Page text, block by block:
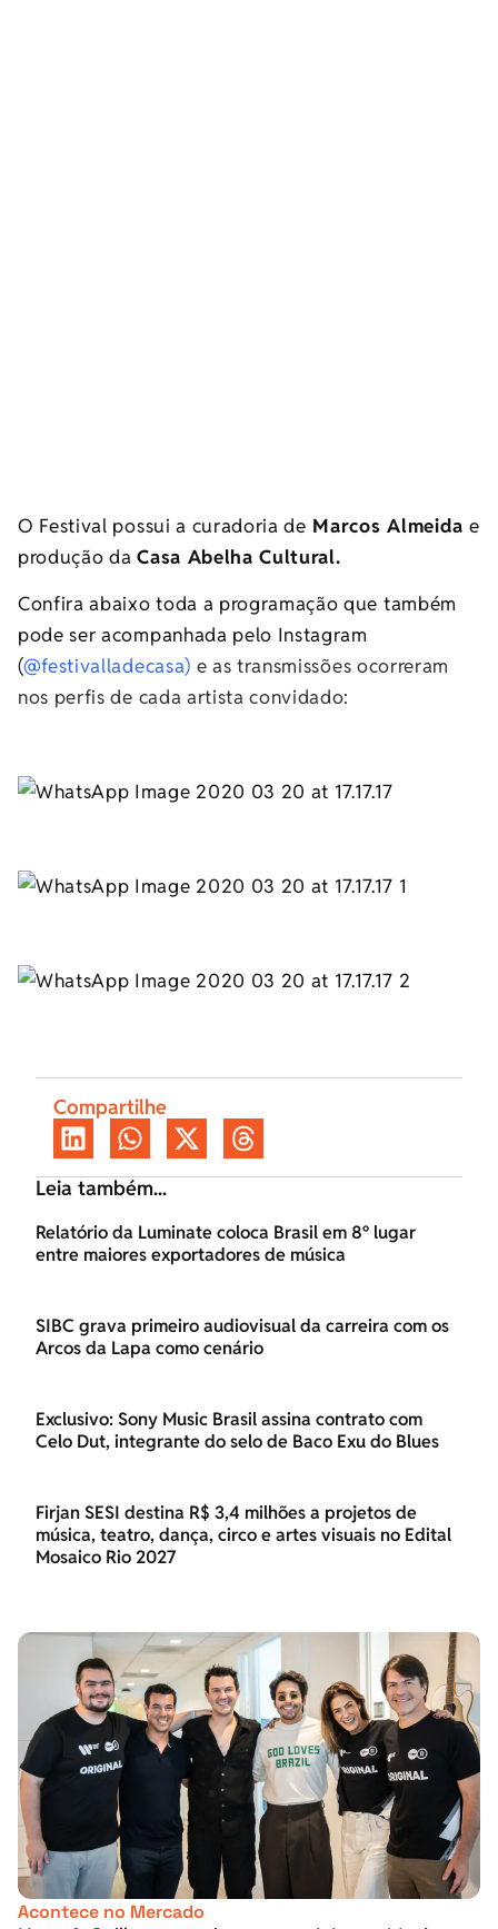
O Festival possui a curadoria de Marcos Almeida e
produção daCasa Abelha Cultural.
Confira abaixo toda a programação que também
pode ser acompanhada pelo Instagram
(@festivalladecasa) e as transmissões ocorreram
nos perfis de cada artista convidado:
Compartilhe
Leia também...
Relatório da Luminate coloca Brasil em 8º lugar
entre maiores exportadores de música
SIBC grava primeiro audiovisual da carreira com os
Arcos da Lapa como cenário
Exclusivo: Sony Music Brasil assina contrato com
Celo Dut, integrante do selo de Baco Exu do Blues
Firjan SESI destina R$ 3,4 milhões a projetos de
música, teatro, dança, circo e artes visuais no Edital
Mosaico Rio 2027
Acontece no Mercado